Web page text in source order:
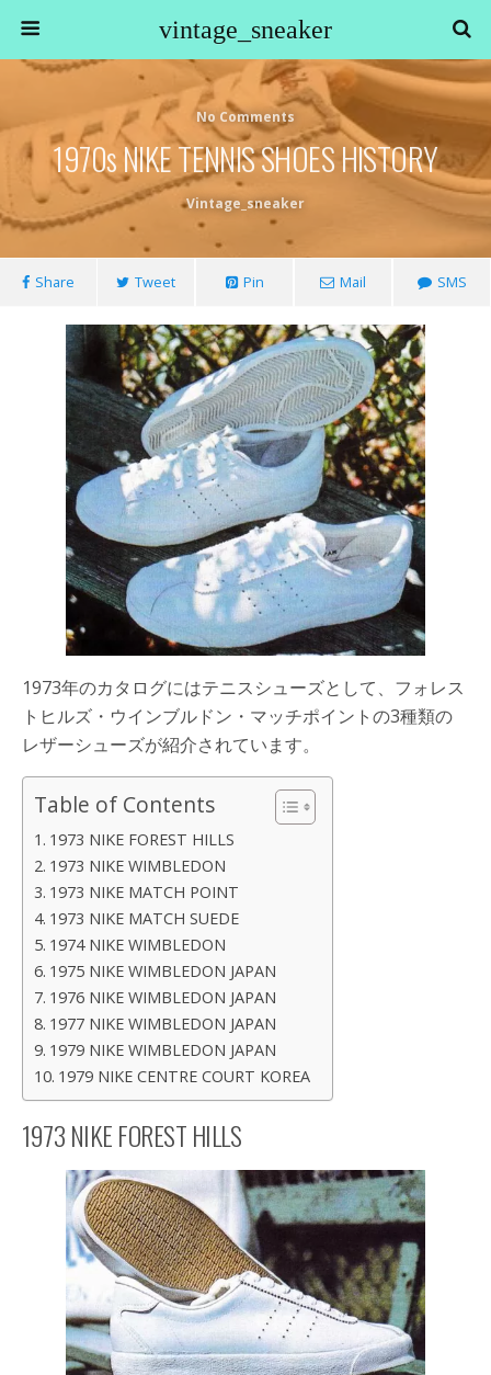
vintage_sneaker
No Comments
1970s NIKE TENNIS SHOES HISTORY
Vintage_sneaker
Share Tweet Pin Mail SMS
1973年のカタログにはテニスシューズとして、フォレス
トヒルズ・ウインブルドン・マッチポイントの3種類の
レザーシューズが紹介されています。
Table of Contents
1973 NIKE FOREST HILLS
1973 NIKE WIMBLEDON
1973 NIKE MATCH POINT
1973 NIKE MATCH SUEDE
1974 NIKE WIMBLEDON
1975 NIKE WIMBLEDON JAPAN
1976 NIKE WIMBLEDON JAPAN
1977 NIKE WIMBLEDON JAPAN
1979 NIKE WIMBLEDON JAPAN
1979 NIKE CENTRE COURT KOREA
1973 NIKE FOREST HILLS